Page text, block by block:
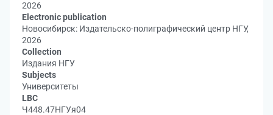
2026
Electronic publication
Новосибирск: Издательско-полиграфический центр НГУ,
2026
Collection
Издания НГУ
Subjects
Университеты
LBC
Ч448.47НГУя04